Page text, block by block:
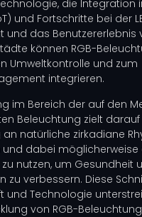
die Integration
und Fortschritte bei der
und das Benutzererlebnis
können RGB-
Umweltkontrolle und zum
integrieren.
im Bereich der auf den
Beleuchtung zielt darauf
natürliche zirkadiane
dabei möglicherweise
nutzen, um Gesundheit
zu verbessern. Diese
und Technologie
von RGB-